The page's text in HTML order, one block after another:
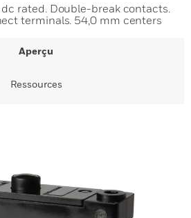
dc rated. Double-break contacts.
terminals. 54,0 mm centers
Aperçu
Ressources